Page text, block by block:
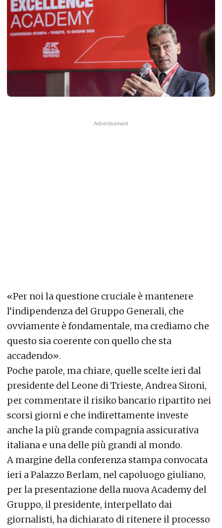
«Per noi la questione cruciale è mantenere
l’indipendenza del Gruppo Generali, che
ovviamente è fondamentale, ma crediamo che
questo sia coerente con quello che sta
accadendo».
Poche parole, ma chiare, quelle scelte ieri dal
presidente del Leone di Trieste, Andrea Sironi,
per commentare il risiko bancario ripartito nei
scorsi giorni e che indirettamente investe
anche la più grande compagnia assicurativa
italiana e una delle più grandi al mondo.
A margine della conferenza stampa convocata
ieri a Palazzo Berlam, nel capoluogo giuliano,
per la presentazione della nuova Academy del
Gruppo, il presidente, interpellato dai
giornalisti, ha dichiarato di ritenere il processo